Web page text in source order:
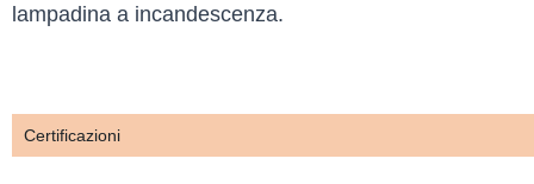
lampadina a incandescenza.
Certificazioni